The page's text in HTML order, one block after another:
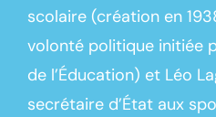
scolaire (création en
volonté politique initiée
de l’Éducation) et Léo
secrétaire d’État aux